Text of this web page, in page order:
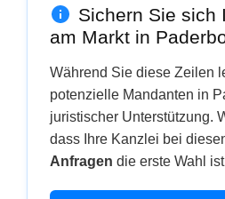
Sichern Sie sich
am Markt in
Während Sie diese Zeilen
potenzielle Mandanten in
juristischer Unterstützung.
dass Ihre Kanzlei bei
Anfragen die erste Wahl